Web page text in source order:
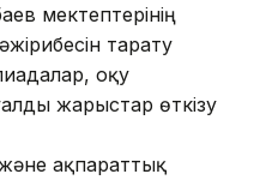
мектептерінің
тарату
оқу
жарыстар өткізу
ақпараттық